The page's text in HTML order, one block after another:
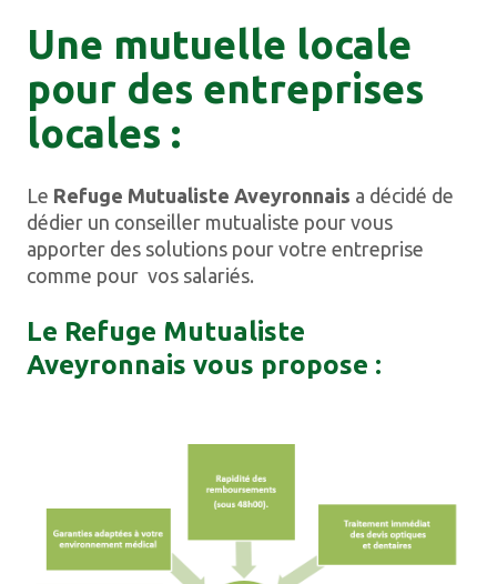
Une mutuelle locale
pour des entreprises
locales :
Le Refuge Mutualiste Aveyronnais a décidé de
dédier un conseiller mutualiste pour vous
apporter des solutions pour votre entreprise
comme pour vos salariés.
Le Refuge Mutualiste
Aveyronnais vous propose :